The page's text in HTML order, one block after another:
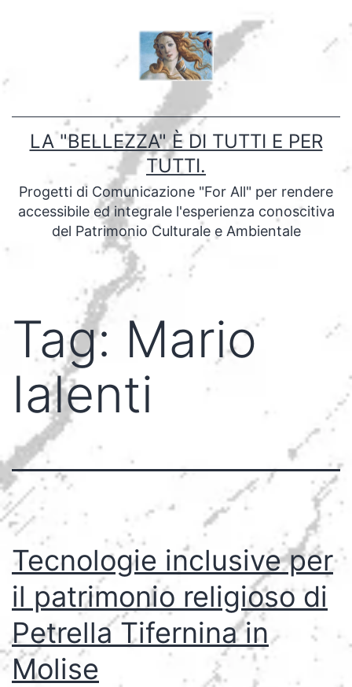
LA "BELLEZZA" È DI TUTTI E PER
TUTTI.
Progetti di Comunicazione "For All" per rendere
accessibile ed integrale l'esperienza conoscitiva
del Patrimonio Culturale e Ambientale
Tag: Mario
Ialenti
Tecnologie inclusive per
il patrimonio religioso di
Petrella Tifernina in
Molise